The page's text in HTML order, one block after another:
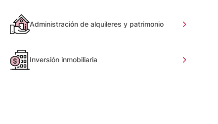
Administración de alquileres y patrimonio
Inversión inmobiliaria